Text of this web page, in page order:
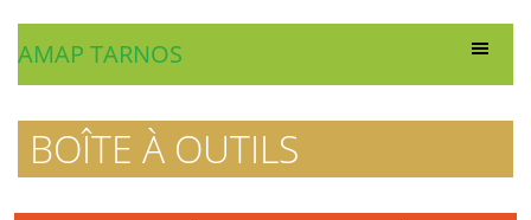
AMAP TARNOS
BOÎTE À OUTILS